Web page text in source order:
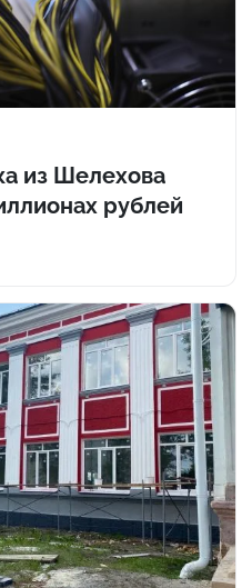
из Шелехова
рублей